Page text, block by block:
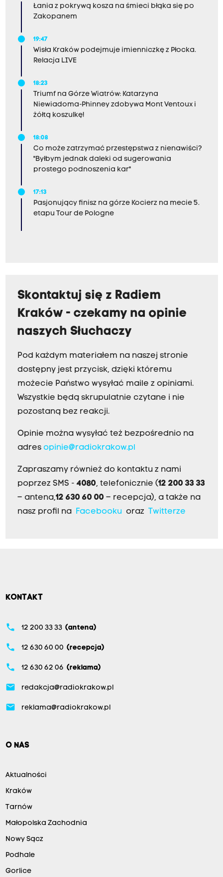
Łania z pokrywą kosza na śmieci błąka się po
Zakopanem
19:47
Wisła Kraków podejmuje imienniczkę z Płocka.
Relacja LIVE
18:23
Triumf na Górze Wiatrów: Katarzyna
Niewiadoma-Phinney zdobywa Mont Ventoux i
żółtą koszulkę!
18:08
Co może zatrzymać przestępstwa z nienawiści?
"Byłbym jednak daleki od sugerowania
prostego podnoszenia kar"
17:13
Pasjonujący finisz na górze Kocierz na mecie 5.
etapu Tour de Pologne
Skontaktuj się z Radiem
Kraków - czekamy na opinie
naszych Słuchaczy
Pod każdym materiałem na naszej stronie
dostępny jest przycisk, dzięki któremu
możecie Państwo wysyłać maile z opiniami.
Wszystkie będą skrupulatnie czytane i nie
pozostaną bez reakcji.
Opinie można wysyłać też bezpośrednio na
adres opinie@radiokrakow.pl
Zapraszamy również do kontaktu z nami
poprzez SMS - 4080, telefonicznie (12 200 33 33
– antena,12 630 60 00 – recepcja), a także na
nasz profil na Facebookuoraz Twitterze
KONTAKT
phone 12 200 33 33 (antena)
phone 12 630 60 00 (recepcja)
phone 12 630 62 06 (reklama)
email redakcja@radiokrakow.pl
email reklama@radiokrakow.pl
O NAS
Aktualności
Kraków
Tarnów
Małopolska Zachodnia
Nowy Sącz
Podhale
Gorlice